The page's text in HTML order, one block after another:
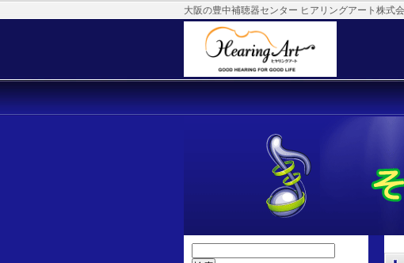
大阪の豊中補聴器センター ヒアリングアート株式